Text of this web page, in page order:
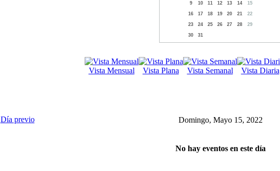
9 10 11 12 13 14 15
16 17 18 19 20 21 22
23 24 25 26 27 28 29
30 31
Vista Mensual Vista Plana Vista Semanal Vista Diaria
Día previo Domingo, Mayo 15, 2022
No hay eventos en este día